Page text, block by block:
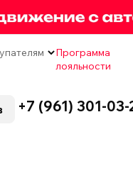
Программа
лояльности
+7 (961) 301-03-